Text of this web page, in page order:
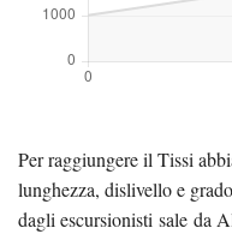
Per raggiungere il Tissi
lunghezza, dislivello e
dagli escursionisti sale da